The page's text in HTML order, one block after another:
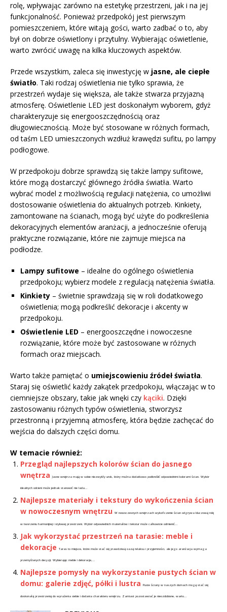
rolę, wpływając zarówno na estetykę przestrzeni, jak i na jej
funkcjonalność. Ponieważ przedpokój jest pierwszym
pomieszczeniem, które witają gości, warto zadbać o to, aby
był on dobrze oświetlony i przytulny. Wybierając oświetlenie,
warto zwrócić uwagę na kilka kluczowych aspektów.
Przede wszystkim, zaleca się inwestycję w jasne, ale ciepłe
światło. Taki rodzaj oświetlenia nie tylko sprawia, że
przestrzeń wydaje się większa, ale także stwarza przyjazną
atmosferę. Oświetlenie LED jest doskonałym wyborem, gdyż
charakteryzuje się energooszczędnością oraz
długowiecznością. Może być stosowane w różnych formach,
od taśm LED umieszczonych wzdłuż krawędzi sufitu, po lampy
podłogowe.
W przedpokoju dobrze sprawdzą się także lampy sufitowe,
które mogą dostarczyć głównego źródła światła. Warto
wybrać model z możliwością regulacji natężenia, co umożliwi
dostosowanie oświetlenia do aktualnych potrzeb. Kinkiety,
zamontowane na ścianach, mogą być użyte do podkreślenia
dekoracyjnych elementów aranżacji, a jednocześnie oferują
praktyczne rozwiązanie, które nie zajmuje miejsca na
podłodze.
Lampy sufitowe – idealne do ogólnego oświetlenia
przedpokoju; wybierz modele z regulacją natężenia światła.
Kinkiety – świetnie sprawdzają się w roli dodatkowego
oświetlenia; mogą podkreślić dekoracje i akcenty w
przedpokoju.
Oświetlenie LED – energooszczędne i nowoczesne
rozwiązanie, które może być zastosowane w różnych
formach oraz miejscach.
Warto także pamiętać o umiejscowieniu źródeł światła.
Staraj się oświetlić każdy zakątek przedpokoju, włączając w to
ciemniejsze obszary, takie jak wnęki czy kąciki. Dzięki
zastosowaniu różnych typów oświetlenia, stworzysz
przestronną i przyjemną atmosferę, która będzie zachęcać do
wejścia do dalszych części domu.
W temacie również:
Przegląd najlepszych kolorów ścian do jasnego
wnętrza
Jasne wnętrza mają w sobie niezwykły urok, który można dodatkowo podkreślić odpowiednimi kolorami ścian. Wybór
idealnych odcieni może jednak stanowić nie lada...
Najlepsze materiały i tekstury do wykończenia ścian
w nowoczesnym wnętrzu
W nowoczesnych wnętrzach wykończenie ścian odgrywa kluczową rolę
w tworzeniu harmonijnej i stylowej przestrzeni. Wybór odpowiednich materiałów i tekstur może całkowicie odmienić...
Jak wykorzystać przestrzeń na tarasie: meble i
dekoracje
Taras to miejsce, które może stać się prawdziwą oazą relaksu i przyjemności, ale jego aranżacja wymaga
przemyślanych decyzji. Wybierając meble i dekoracje,...
Najlepsze pomysły na wykorzystanie pustych ścian w
domu: galerie zdjęć, półki i lustra
Puste ściany w naszych domach mogą stać się
doskonałą przestrzenią do wyrażenia siebie i dodania charakteru wnętrzu. Zamiast pozostawiać je nieozdobione, warto...